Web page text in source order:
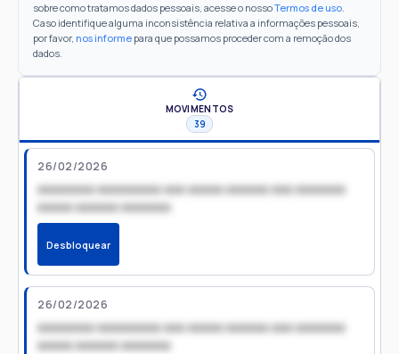
sobre como tratamos dados pessoais, acesse o nossoTermos de uso.
Caso identifique alguma inconsistência relativa a informações pessoais,
por favor, nos informe para que possamos proceder com a remoção dos
dados.
MOVIMENTOS
39
26/02/2026
xxxxxxxx xxxxxxxxx xxx xxxxx xxxxxx xxx xxxxxxx
xxxxx xxxxxx xxxxxxx
Desbloquear
26/02/2026
xxxxxxxx xxxxxxxxx xxx xxxxx xxxxxx xxx xxxxxxx
xxxxx xxxxxx xxxxxxx